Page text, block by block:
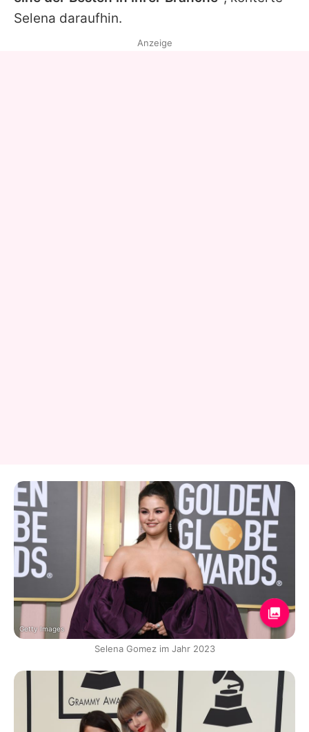
Selena daraufhin.
Anzeige
Getty Images
Selena Gomez im Jahr 2023